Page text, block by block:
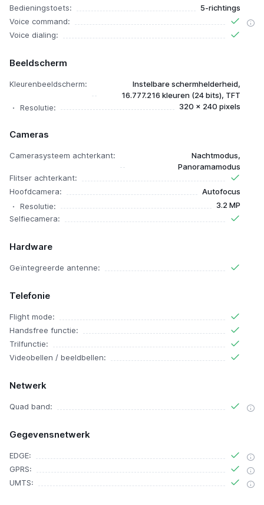
Bedieningstoets:
5-richtings
Voice command:
Voice dialing:
Beeldscherm
Kleurenbeeldscherm:
Instelbare schermhelderheid,
16.777.216 kleuren (24 bits), TFT
Resolutie:
320 x 240 pixels
Cameras
Camerasysteem achterkant:
Nachtmodus,
Panoramamodus
Flitser achterkant:
Hoofdcamera:
Autofocus
Resolutie:
3.2 MP
Selfiecamera:
Hardware
Geïntegreerde antenne:
Telefonie
Flight mode:
Handsfree functie:
Trilfunctie:
Videobellen / beeldbellen:
Netwerk
Quad band:
Gegevensnetwerk
EDGE:
GPRS:
UMTS: